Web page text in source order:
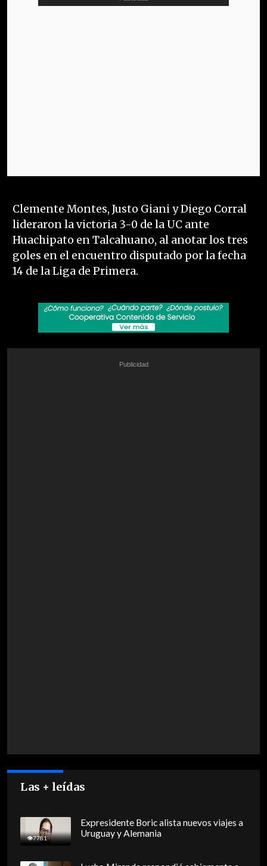
Clemente Montes, Justo Giani y Diego Corral
lideraron la victoria 3-0 de la UC ante
Huachipato en Talcahuano, al anotar los tres
goles en el encuentro disputado por la fecha
14 de la Liga de Primera.
Las + leídas
7781
Expresidente Boric alista nuevos viajes a
Uruguay y Alemania